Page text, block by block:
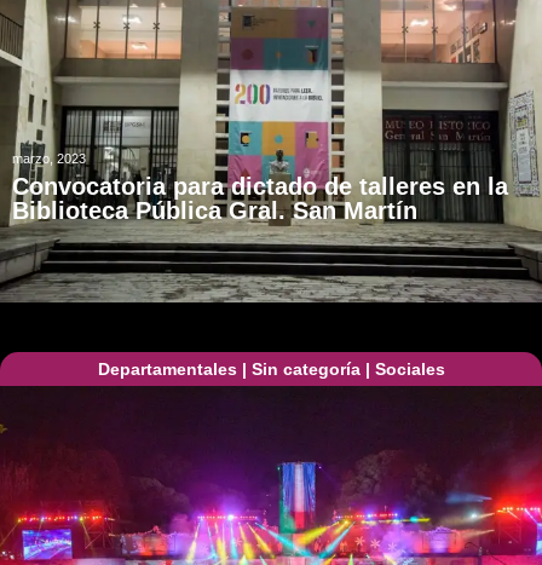
marzo, 2023
Convocatoria para dictado de talleres en la
Biblioteca Pública Gral. San Martín
Departamentales| Sin categoría| Sociales